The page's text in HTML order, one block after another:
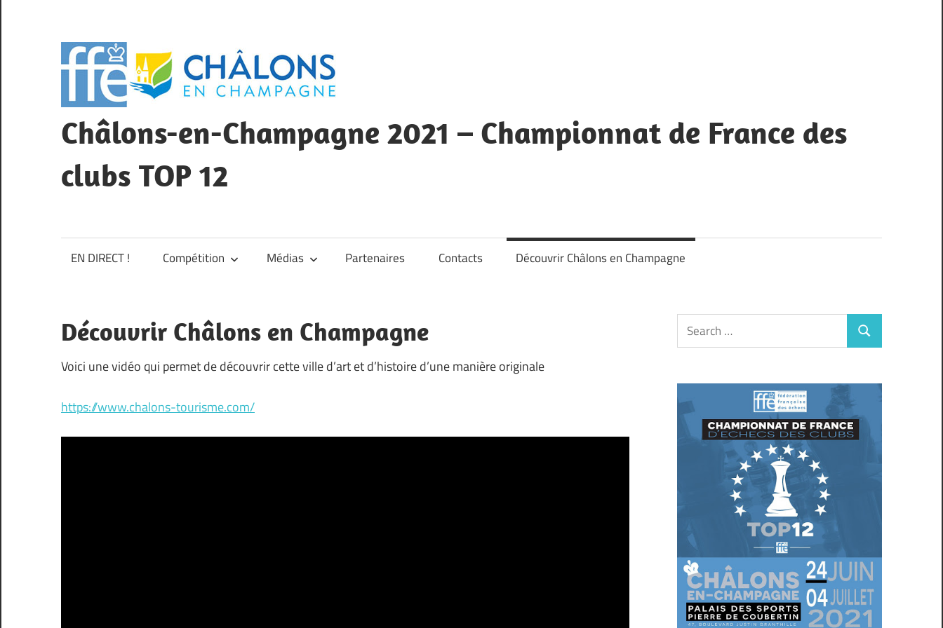
content
Châlons-en-Champagne 2021 – Championnat de France des
clubs TOP 12
du
Juin
4
EN DIRECT ! Compétition Médias Partenaires Contacts Découvrir Châlons en Champagne
Découvrir Châlons en Champagne
Voici une vidéo qui permet de découvrir cette ville d’art et d’histoire d’une manière originale
https://www.chalons-tourisme.com/
Search
for:
Search